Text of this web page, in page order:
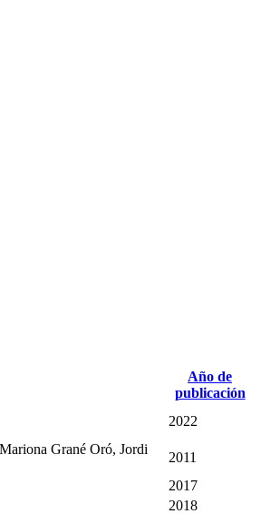
Año de
publicación
2022
Grané Oró, Jordi
2011
2017
2018